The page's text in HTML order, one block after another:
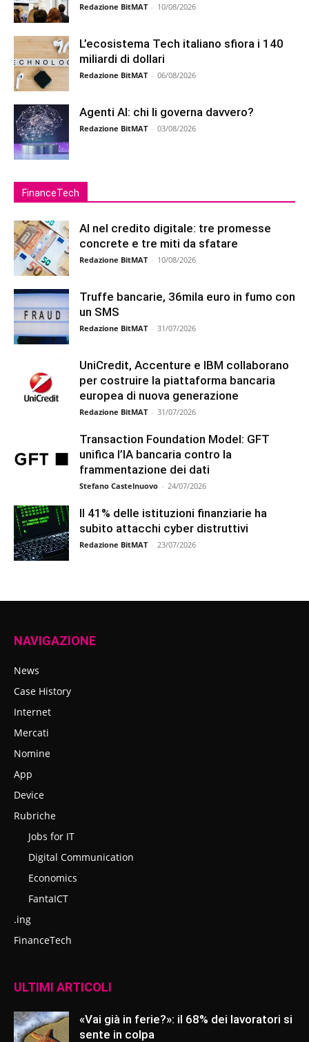
Redazione BitMAT - 10/08/2026
L’ecosistema Tech italiano sfiora i 140
miliardi di dollari
Redazione BitMAT - 06/08/2026
Agenti AI: chi li governa davvero?
Redazione BitMAT - 03/08/2026
FinanceTech
AI nel credito digitale: tre promesse
concrete e tre miti da sfatare
Redazione BitMAT - 10/08/2026
Truffe bancarie, 36mila euro in fumo con
un SMS
Redazione BitMAT - 31/07/2026
UniCredit, Accenture e IBM collaborano
per costruire la piattaforma bancaria
europea di nuova generazione
Redazione BitMAT - 31/07/2026
Transaction Foundation Model: GFT
unifica l’IA bancaria contro la
frammentazione dei dati
Stefano Castelnuovo - 24/07/2026
Il 41% delle istituzioni finanziarie ha
subito attacchi cyber distruttivi
Redazione BitMAT - 23/07/2026
NAVIGAZIONE
News
Case History
Internet
Mercati
Nomine
App
Device
Rubriche
Jobs for IT
Digital Communication
Economics
FantaICT
.ing
FinanceTech
ULTIMI ARTICOLI
«Vai già in ferie?»: il 68% dei lavoratori si
sente in colpa